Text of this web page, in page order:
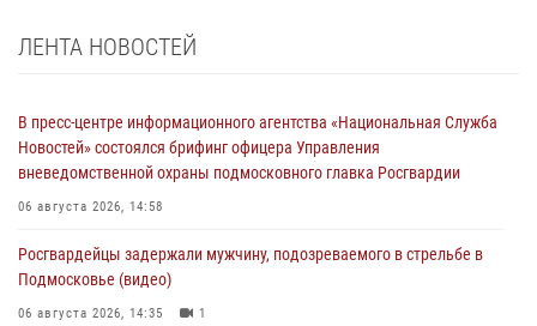
ЛЕНТА НОВОСТЕЙ
В пресс-центре информационного агентства «Национальная Служба
Новостей» состоялся брифинг офицера Управления
вневедомственной охраны подмосковного главка Росгвардии
06 августа 2026, 14:58
Росгвардейцы задержали мужчину, подозреваемого в стрельбе в
Подмосковье (видео)
06 августа 2026, 14:35 1